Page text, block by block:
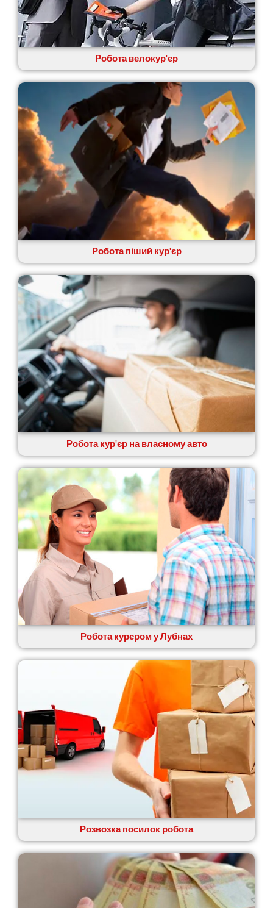
Крюківщина
Крижанівка
Ладижин
Лісники
Лозова
Лубни
Луцьк
Лука-Мелешківська
Львів
Малин
Марганець
Миргород
Мукачево
Нетішин
Ніжин
Микитинці
Миколаїв
Нікополь
Новоолександрівка
Новомосковськ
Новосілки
Нововолинськ
Обухів
Обухівка
Одеса
Острог
Павлоград
Переяслав
Первомайськ
Пісочин
Петриків
Петропавлівська Борщагівка
Підгородне
Погреби
Покров
Полтава
Прилуки
Путивль
П’ятихатки
Роздільна
Рені
Решетилівка
Ромни
Рівне
Самбір
Щасливе
Шпола
Синельникове
Славута
Славутич
Слобожанське
Сміла
Софіївська Борщагівка
Солоницівка
Старокостянтинів
Старі Петрівці
Стебник
Робота велокур'єр
Робота піший кур'єр
Робота кур'єр на власному авто
Робота курєром у Лубнах
Розвозка посилок робота